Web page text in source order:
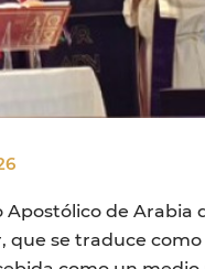
de Arabia
que se traduce